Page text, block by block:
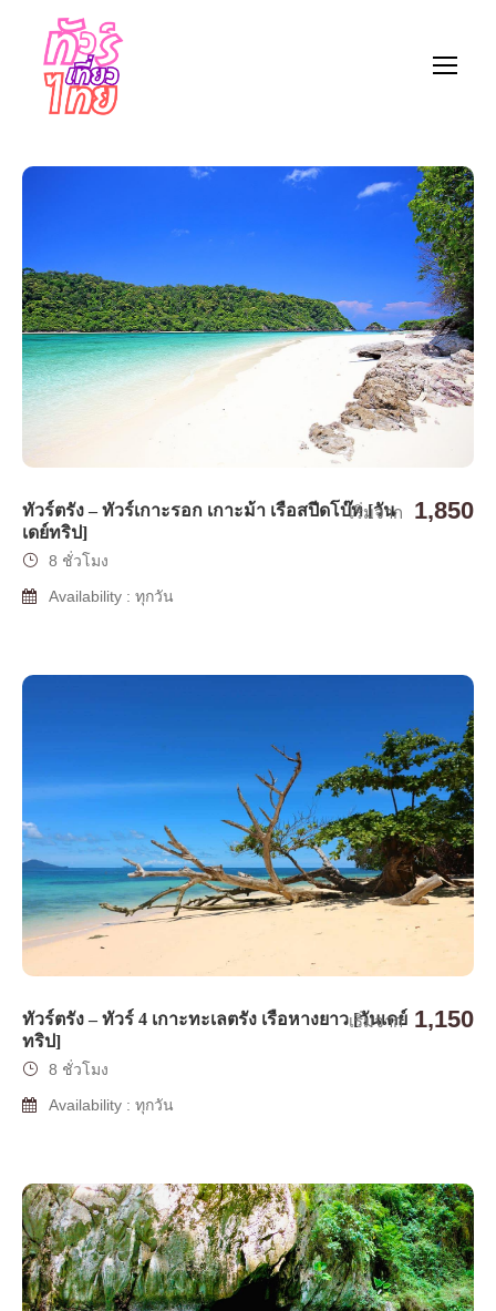
ทัวร์ตรัง – ทัวร์เกาะรอก เกาะม้า เรือสปีดโบ๊ท [วัน
เดย์ทริป]
เริ่มจาก 1,850
8 ชั่วโมง
Availability : ทุกวัน
ทัวร์ตรัง – ทัวร์ 4 เกาะทะเลตรัง เรือหางยาว [วันเดย์
ทริป]
เริ่มจาก 1,150
8 ชั่วโมง
Availability : ทุกวัน